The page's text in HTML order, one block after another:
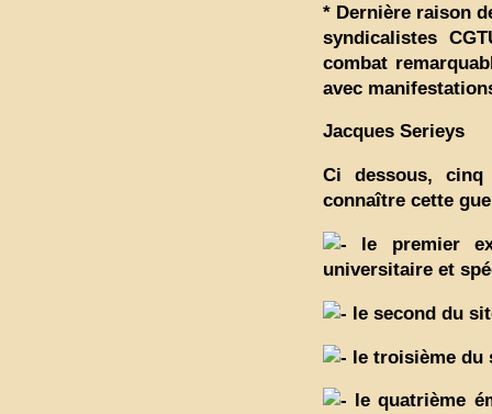
* Dernière raison
syndicalistes
combat
avec
Jacques Serieys
Ci dessous, cinq
connaître cette
le premier
universitaire et
le second du
le troisième
le quatrième